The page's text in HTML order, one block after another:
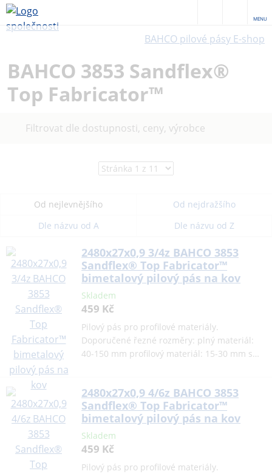
MENU
BAHCO pilové pásy E-shop
BAHCO 3853 Sandflex®
Top Fabricator™
Filtrovat dle dostupnosti, ceny, výrobce
Od nejlevnějšího
Od nejdražšího
Dle názvu od A
Dle názvu od Z
2480x27x0,9 3/4z BAHCO 3853
Sandflex® Top Fabricator™
bimetalový pilový pás na kov
Skladem
459 Kč
Pilový pás pro profilové materiály.
Doporučené řezné rozměry: plný materiál:
40-150 mm profilový materiál: 15-30 mm s…
2480x27x0,9 4/6z BAHCO 3853
Sandflex® Top Fabricator™
bimetalový pilový pás na kov
Skladem
459 Kč
Pilový pás pro profilové materiály.